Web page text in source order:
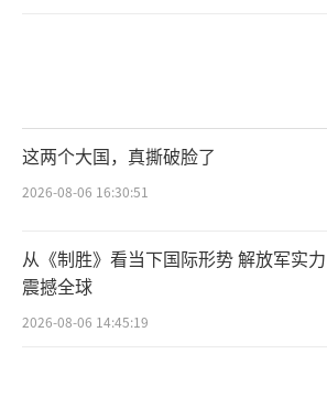
这两个大国，真撕破脸了
2026-08-06 16:30:51
从《制胜》看当下国际形势 解放军实力
震撼全球
2026-08-06 14:45:19